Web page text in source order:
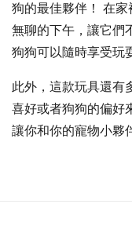
狗的最佳夥伴！ 在
無聊的下午，讓它們
狗狗可以隨時享受玩
此外，這款玩具還有
喜好或者狗狗的偏好
讓你和你的寵物小夥